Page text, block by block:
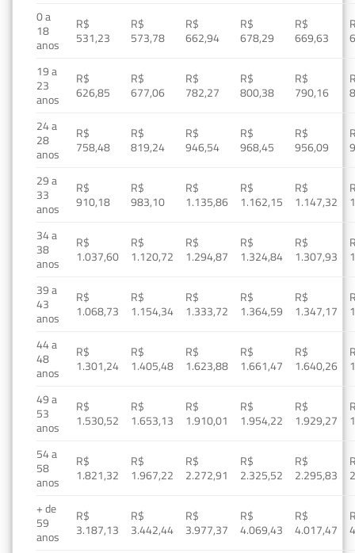
0 a
18
anos
R$
531,23
R$
573,78
R$
662,94
R$
678,29
R$
669,63
19 a
23
anos
R$
626,85
R$
677,06
R$
782,27
R$
800,38
R$
790,16
24 a
28
anos
R$
758,48
R$
819,24
R$
946,54
R$
968,45
R$
956,09
29 a
33
anos
R$
910,18
R$
983,10
R$
1.135,86
R$
1.162,15
R$
1.147,32
34 a
38
anos
R$
1.037,60
R$
1.120,72
R$
1.294,87
R$
1.324,84
R$
1.307,93
39 a
43
anos
R$
1.068,73
R$
1.154,34
R$
1.333,72
R$
1.364,59
R$
1.347,17
44 a
48
anos
R$
1.301,24
R$
1.405,48
R$
1.623,88
R$
1.661,47
R$
1.640,26
49 a
53
anos
R$
1.530,52
R$
1.653,13
R$
1.910,01
R$
1.954,22
R$
1.929,27
54 a
58
anos
R$
1.821,32
R$
1.967,22
R$
2.272,91
R$
2.325,52
R$
2.295,83
+ de
59
anos
R$
3.187,13
R$
3.442,44
R$
3.977,37
R$
4.069,43
R$
4.017,47